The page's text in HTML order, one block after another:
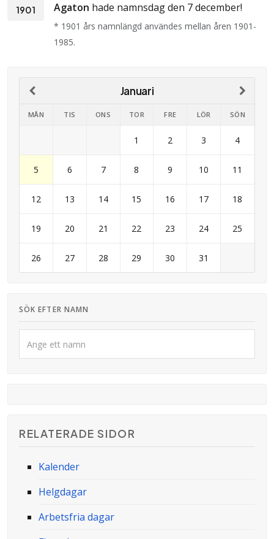
1901 Agaton hade namnsdag den 7 december!
* 1901 års namnlängd användes mellan åren 1901-
1985.
Januari
MÅN TIS ONS TOR FRE LÖR SÖN
1 2 3 4
5 6 7 8 9 10 11
12 13 14 15 16 17 18
19 20 21 22 23 24 25
26 27 28 29 30 31
SÖK EFTER NAMN
RELATERADE SIDOR
Kalender
Helgdagar
Arbetsfria dagar